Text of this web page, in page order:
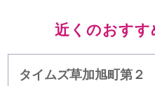
近くのおすす
タイムズ草加旭町第２